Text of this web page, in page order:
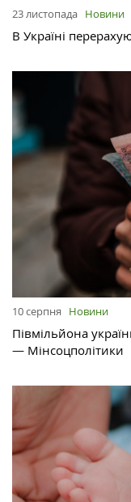
23 листопада Новини
В Україні
10 серпня Новини
Півмільйона
— Мінсоцполітики